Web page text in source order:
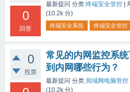
0
回答
最新提问 分类:终端安全管控
(10.2k 分)
终端安全系统 终端安全管控
0
投票
常见的内网监控系
到内网哪些行为？
最新提问 分类:局域网电脑管控
(10.2k 分)